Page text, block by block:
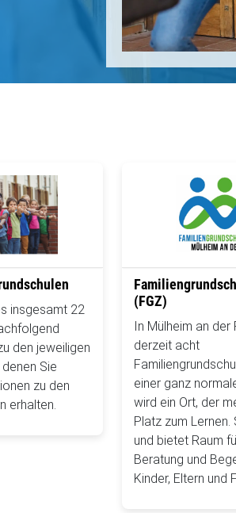
insgesamt 22
den jeweiligen
Sie
zu den
erhalten.
(FGZ)
In Mülheim an der
derzeit acht
einer ganz
wird ein Ort, der
Platz zum
und bietet Raum
Beratung und
Kinder, Eltern und